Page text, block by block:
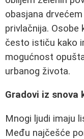
obasjana
privlačnija. Osobe
često ističu kako
mogućnost
urbanog života.
Gradovi iz snova
Mnogi ljudi imaju
Među najčešće